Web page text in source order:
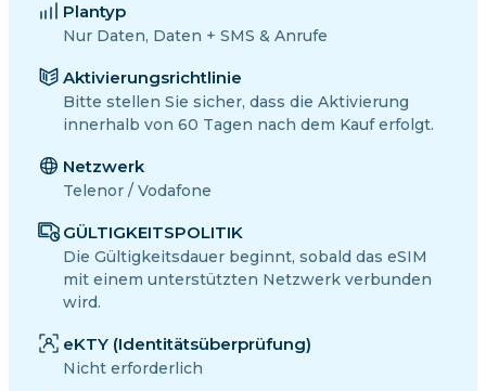
Plantyp
Nur Daten, Daten + SMS & Anrufe
Aktivierungsrichtlinie
Bitte stellen Sie sicher, dass die Aktivierung
innerhalb von 60 Tagen nach dem Kauf erfolgt.
Netzwerk
Telenor / Vodafone
GÜLTIGKEITSPOLITIK
Die Gültigkeitsdauer beginnt, sobald das eSIM
mit einem unterstützten Netzwerk verbunden
wird.
eKTY (Identitätsüberprüfung)
Nicht erforderlich